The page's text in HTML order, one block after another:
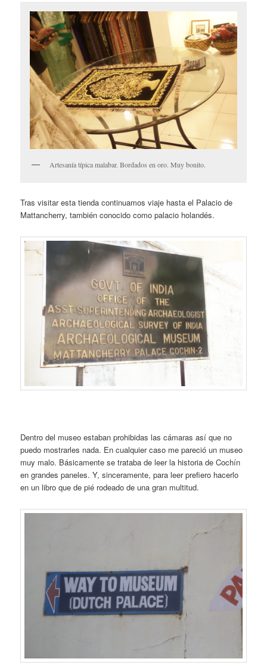
Artesanía típica malabar. Bordados en oro. Muy bonito.
Tras visitar esta tienda continuamos viaje hasta el Palacio de
Mattancherry, también conocido como palacio holandés.
Dentro del museo estaban prohibidas las cámaras así que no
puedo mostrarles nada. En cualquier caso me pareció un museo
muy malo. Básicamente se trataba de leer la historia de Cochín
en grandes paneles. Y, sinceramente, para leer prefiero hacerlo
en un libro que de pié rodeado de una gran multitud.